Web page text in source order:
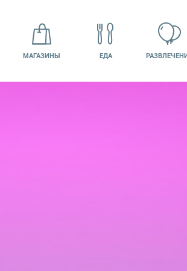
МАГАЗИНЫ ЕДА